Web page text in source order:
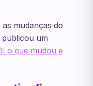
mudanças do
um
o que mudou e